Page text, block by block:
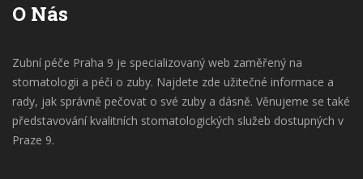
O Nás
Zubní péče Praha 9 je specializovaný web zaměřený na
stomatologii a péči o zuby. Najdete zde užitečné informace a
rady, jak správně pečovat o své zuby a dásně. Věnujeme se také
představování kvalitních stomatologických služeb dostupných v
Praze 9.